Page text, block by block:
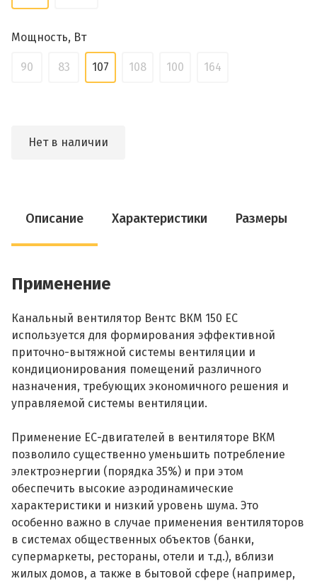
Мощность, Вт
90 83 107 108 100 164
Нет в наличии
Описание Характеристики Размеры
Применение
Канальный вентилятор Вентс ВКМ 150 ЕС
используется для формирования эффективной
приточно-вытяжной системы вентиляции и
кондиционирования помещений различного
назначения, требующих экономичного решения и
управляемой системы вентиляции.
Применение ЕС-двигателей в вентиляторе ВКМ
позволило существенно уменьшить потребление
электроэнергии (порядка 35%) и при этом
обеспечить высокие аэродинамические
характеристики и низкий уровень шума. Это
особенно важно в случае применения вентиляторов
в системах общественных объектов (банки,
супермаркеты, рестораны, отели и т.д.), вблизи
жилых домов, а также в бытовой сфере (например,